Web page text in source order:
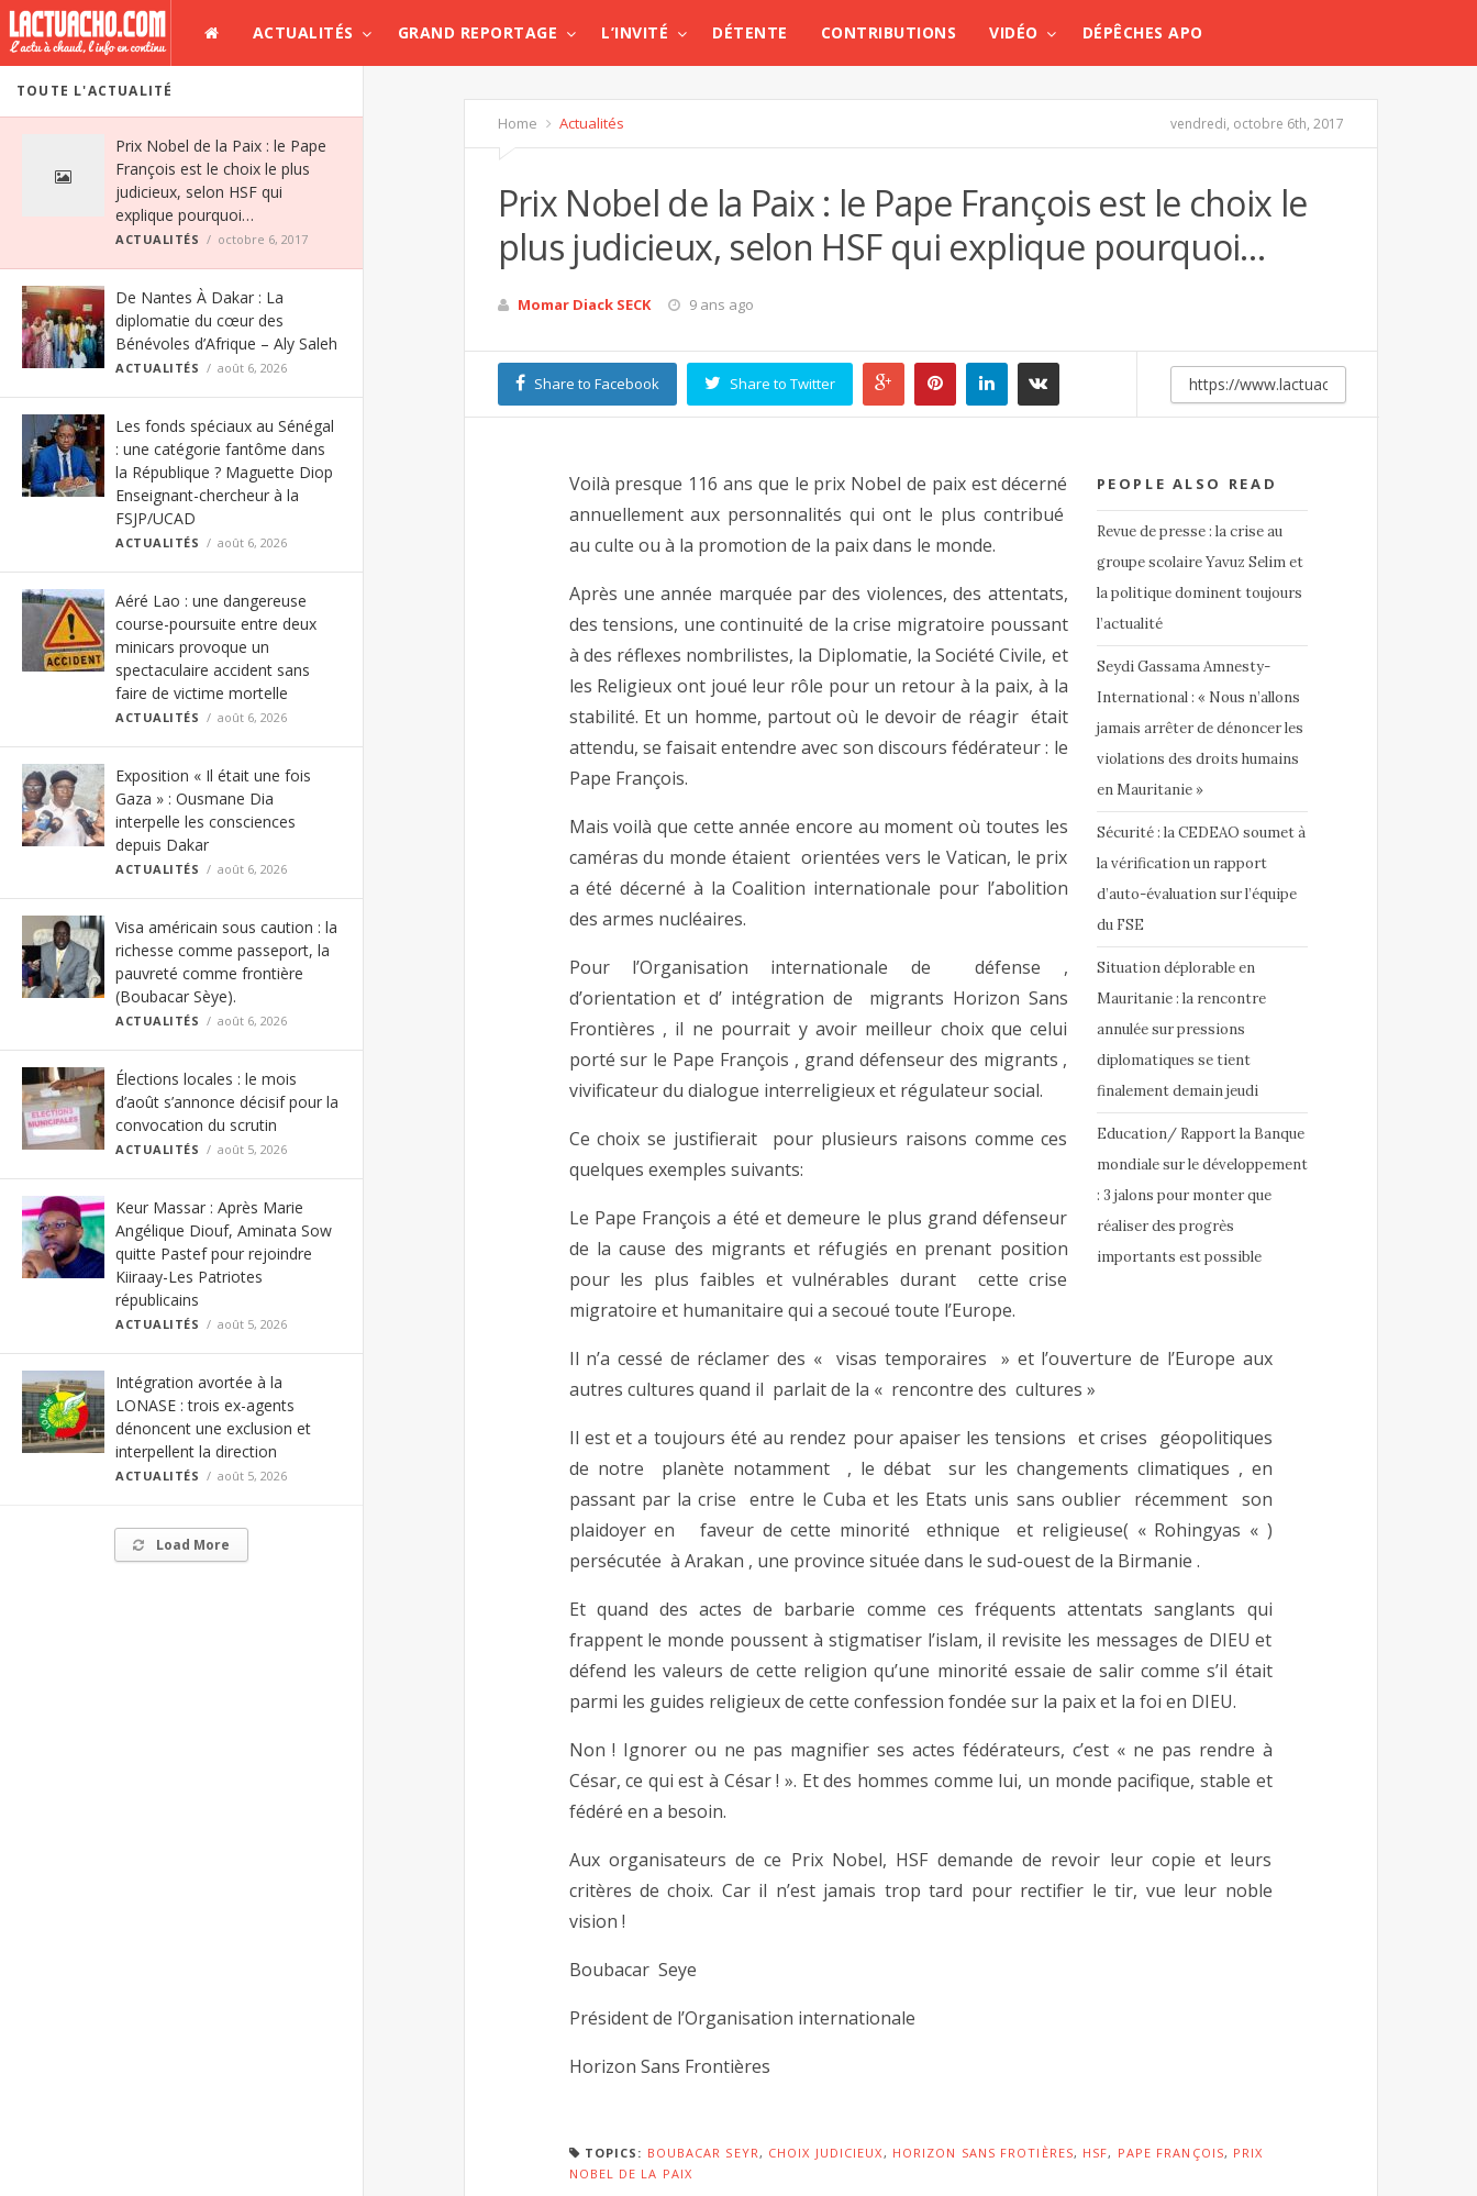
ACTUALITÉS GRAND REPORTAGE L’INVITÉ DÉTENTE CONTRIBUTIONS VIDÉO DÉPÊCHES APO
TOUTE L'ACTUALITÉ
Prix Nobel de la Paix : le Pape
François est le choix le plus
judicieux, selon HSF qui
explique pourquoi…
ACTUALITÉS octobre 6, 2017
De Nantes À Dakar : La
diplomatie du cœur des
Bénévoles d’Afrique – Aly Saleh
ACTUALITÉS août 6, 2026
Les fonds spéciaux au Sénégal
: une catégorie fantôme dans
la République ? Maguette Diop
Enseignant-chercheur à la
FSJP/UCAD
ACTUALITÉS août 6, 2026
Aéré Lao : une dangereuse
course-poursuite entre deux
minicars provoque un
spectaculaire accident sans
faire de victime mortelle
ACTUALITÉS août 6, 2026
Exposition « Il était une fois
Gaza » : Ousmane Dia
interpelle les consciences
depuis Dakar
ACTUALITÉS août 6, 2026
Visa américain sous caution : la
richesse comme passeport, la
pauvreté comme frontière
(Boubacar Sèye).
ACTUALITÉS août 6, 2026
Élections locales : le mois
d’août s’annonce décisif pour la
convocation du scrutin
ACTUALITÉS août 5, 2026
Keur Massar : Après Marie
Angélique Diouf, Aminata Sow
quitte Pastef pour rejoindre
Kiiraay-Les Patriotes
républicains
ACTUALITÉS août 5, 2026
Intégration avortée à la
LONASE : trois ex-agents
dénoncent une exclusion et
interpellent la direction
ACTUALITÉS août 5, 2026
Load More
Home Actualités vendredi, octobre 6th, 2017
Prix Nobel de la Paix : le Pape François est le choix le
plus judicieux, selon HSF qui explique pourquoi…
Momar Diack SECK 9 ans ago
Share to Facebook Share to Twitter
PEOPLE ALSO READ
Revue de presse : la crise au
groupe scolaire Yavuz Selim et
la politique dominent toujours
l’actualité
Seydi Gassama Amnesty-
International : « Nous n’allons
jamais arrêter de dénoncer les
violations des droits humains
en Mauritanie »
Sécurité : la CEDEAO soumet à
la vérification un rapport
d’auto-évaluation sur l’équipe
du FSE
Situation déplorable en
Mauritanie : la rencontre
annulée sur pressions
diplomatiques se tient
finalement demain jeudi
Education/ Rapport la Banque
mondiale sur le développement
: 3 jalons pour monter que
réaliser des progrès
importants est possible
Voilà presque 116 ans que le prix Nobel de paix est décerné
annuellement aux personnalités qui ont le plus contribué
au culte ou à la promotion de la paix dans le monde.
Après une année marquée par des violences, des attentats,
des tensions, une continuité de la crise migratoire poussant
à des réflexes nombrilistes, la Diplomatie, la Société Civile, et
les Religieux ont joué leur rôle pour un retour à la paix, à la
stabilité. Et un homme, partout où le devoir de réagir était
attendu, se faisait entendre avec son discours fédérateur : le
Pape François.
Mais voilà que cette année encore au moment où toutes les
caméras du monde étaient orientées vers le Vatican, le prix
a été décerné à la Coalition internationale pour l’abolition
des armes nucléaires.
Pour l’Organisation internationale de défense ,
d’orientation et d’ intégration de migrants Horizon Sans
Frontières , il ne pourrait y avoir meilleur choix que celui
porté sur le Pape François , grand défenseur des migrants ,
vivificateur du dialogue interreligieux et régulateur social.
Ce choix se justifierait pour plusieurs raisons comme ces
quelques exemples suivants:
Le Pape François a été et demeure le plus grand défenseur
de la cause des migrants et réfugiés en prenant position
pour les plus faibles et vulnérables durant cette crise
migratoire et humanitaire qui a secoué toute l’Europe.
Il n’a cessé de réclamer des « visas temporaires » et l’ouverture de l’Europe aux
autres cultures quand il parlait de la « rencontre des cultures »
Il est et a toujours été au rendez pour apaiser les tensions et crises géopolitiques
de notre planète notamment , le débat sur les changements climatiques , en
passant par la crise entre le Cuba et les Etats unis sans oublier récemment son
plaidoyer en faveur de cette minorité ethnique et religieuse( « Rohingyas « )
persécutée à Arakan , une province située dans le sud-ouest de la Birmanie .
Et quand des actes de barbarie comme ces fréquents attentats sanglants qui
frappent le monde poussent à stigmatiser l’islam, il revisite les messages de DIEU et
défend les valeurs de cette religion qu’une minorité essaie de salir comme s’il était
parmi les guides religieux de cette confession fondée sur la paix et la foi en DIEU.
Non ! Ignorer ou ne pas magnifier ses actes fédérateurs, c’est « ne pas rendre à
César, ce qui est à César ! ». Et des hommes comme lui, un monde pacifique, stable et
fédéré en a besoin.
Aux organisateurs de ce Prix Nobel, HSF demande de revoir leur copie et leurs
critères de choix. Car il n’est jamais trop tard pour rectifier le tir, vue leur noble
vision !
Boubacar Seye
Président de l’Organisation internationale
Horizon Sans Frontières
TOPICS: BOUBACAR SEYR, CHOIX JUDICIEUX, HORIZON SANS FROTIÈRES, HSF, PAPE FRANÇOIS, PRIX
NOBEL DE LA PAIX